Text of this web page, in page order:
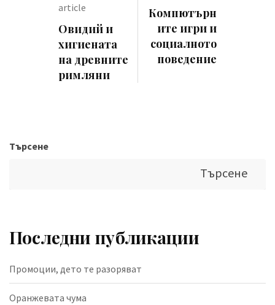
article
Овидий и
хигиената
на древните
римляни
Компютърн
ите игри и
социалното
поведение
Търсене
Търсене
Последни публикации
Промоции, дето те разоряват
Оранжевата чума